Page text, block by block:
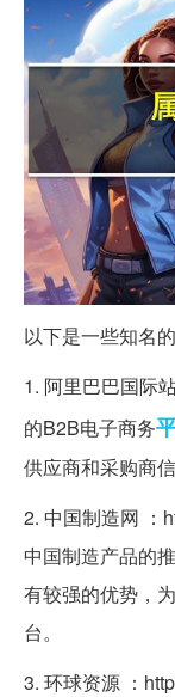
以下是一些知名
1. 阿里巴巴国际
的B2B电子商务
供应商和采购商信
2. 中国制造网 ：
中国制造产品的
有较强的优势，
台。
3. 环球资源 ：